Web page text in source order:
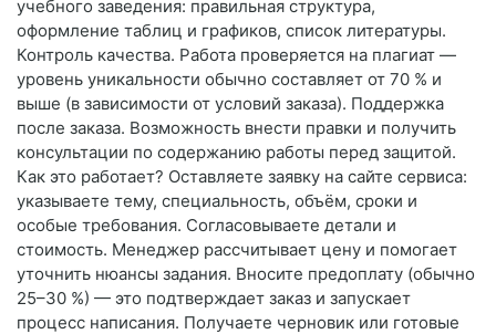
учебного заведения: правильная структура,
оформление таблиц и графиков, список литературы.
Контроль качества. Работа проверяется на плагиат —
уровень уникальности обычно составляет от 70 % и
выше (в зависимости от условий заказа). Поддержка
после заказа. Возможность внести правки и получить
консультации по содержанию работы перед защитой.
Как это работает? Оставляете заявку на сайте сервиса:
указываете тему, специальность, объём, сроки и
особые требования. Согласовываете детали и
стоимость. Менеджер рассчитывает цену и помогает
уточнить нюансы задания. Вносите предоплату (обычно
25–30 %) — это подтверждает заказ и запускает
процесс написания. Получаете черновик или готовые